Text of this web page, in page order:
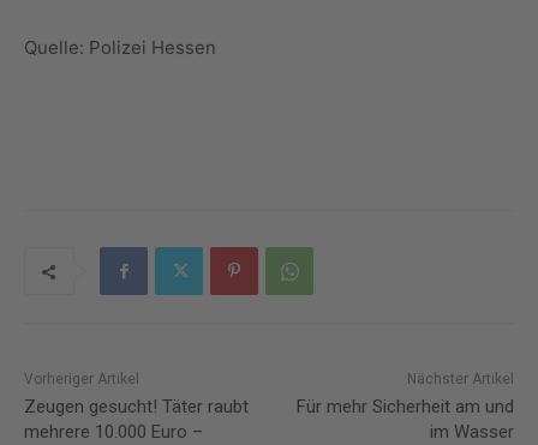
Quelle: Polizei Hessen
Vorheriger Artikel
Zeugen gesucht! Täter raubt
mehrere 10.000 Euro –
Nächster Artikel
Für mehr Sicherheit am und
im Wasser